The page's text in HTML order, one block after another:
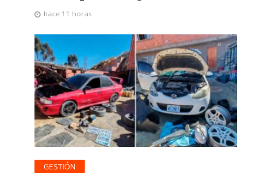
hace 11 horas
GESTIÓN